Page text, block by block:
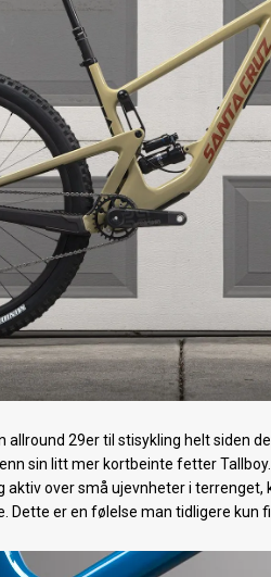
29er til stisykling helt siden
sin litt mer kortbeinte fetter
aktiv over små ujevnheter i
Dette er en følelse man tidligere kun